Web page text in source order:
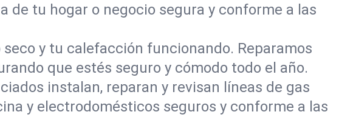
tu hogar o negocio segura y conforme a las
y tu calefacción funcionando. Reparamos
que estés seguro y cómodo todo el año.
instalan, reparan y revisan líneas de gas
y electrodomésticos seguros y conforme a las